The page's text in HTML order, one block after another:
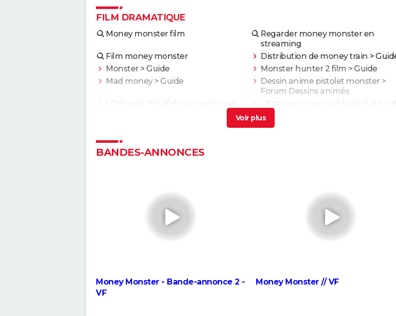
FILM DRAMATIQUE
Money monster film
Regarder money monster en
streaming
Film money monster
Distribution de money train >
Monster> Guide Monster hunter 2 film > Guide
Mad money> Guide Dessin anime pistolet monster >
Forum Dessins animés
L'Odyssée : "chef d'oeuvre épique",
L'Etranger : que vaut l'adaptation du
roman d'Albert Camus par François
Ozon ? L'avis des critiques
elle vraiment tué son mari ? Ce
qu'en dit la réalisatrice Justine Triet
dans le film, presque personne ne l'a
avis... Les infos sur le film
"Sexy", "navrant"... "Babygirl", thriller
Titanic : "ça a été un cauchemar à
unanime, voici pourquoi il faut
absolument voir ce film au cinéma
BANDES-ANNONCES
Money Monster - Bande-annonce 2 -
VF
Money Monster // VF